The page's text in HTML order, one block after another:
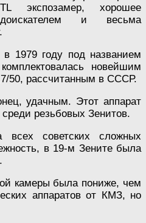
экспозамер, хорошее
и весьма
1979 году под названием
новейшим
50, рассчитанным в СССР.
удачным. Этот аппарат
резьбовых Зенитов.
всех советских сложных
в 19-м Зените была
камеры была пониже, чем
аппаратов от КМЗ, но